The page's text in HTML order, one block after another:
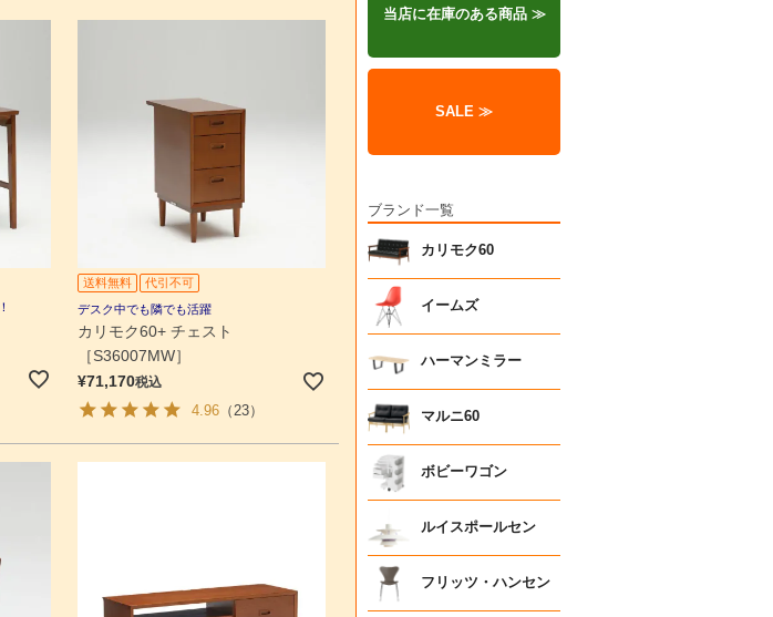
送料無料
代引不可
デスク中でも隣でも活躍
カリモク60+ チェスト
［S36007MW］
¥71,170税込
4.96（23）
当店に在庫のある商品 ≫
SALE ≫
ブランド一覧
カリモク60
イームズ
ハーマンミラー
マルニ60
ボビーワゴン
ルイスポールセン
フリッツ・ハンセン